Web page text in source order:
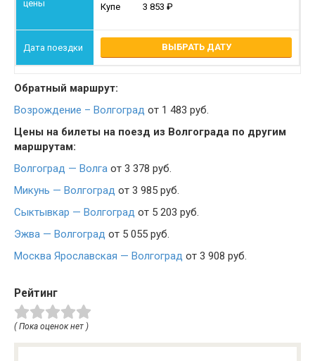
Купе
3 853
ВЫБРАТЬ ДАТУ
Обратный маршрут:
Возрождение – Волгоград от 1 483 руб.
Цены на билеты на поезд из Волгограда по другим
маршрутам:
Волгоград — Волга от 3 378 руб.
Микунь — Волгоград от 3 985 руб.
Сыктывкар — Волгоград от 5 203 руб.
Эжва — Волгоград от 5 055 руб.
Москва Ярославская — Волгоград от 3 908 руб.
Рейтинг
( Пока оценок нет )